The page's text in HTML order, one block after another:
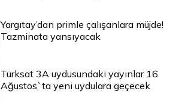
Yargıtay’dan primle çalışanlara müjde!
Tazminata yansıyacak
Türksat 3A uydusundaki yayınlar 16
Ağustos`ta yeni uydulara geçecek